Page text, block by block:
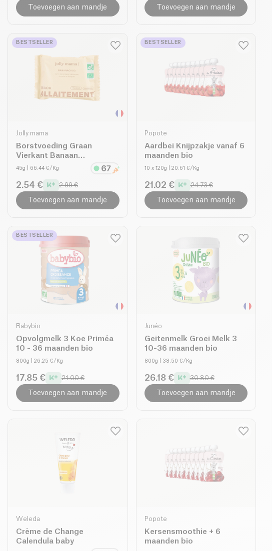
Toevoegen aan mandje Toevoegen aan mandje
BESTSELLER
Jolly mama
Borstvoeding Graan
Vierkant Banaan
Chocolade bio
45g | 66.44 €/Kg
2.54 € 2.99 €
Toevoegen aan mandje
BESTSELLER
Popote
Aardbei Knijpzakje vanaf 6
maanden bio
10 x 120g | 20.61 €/Kg
21.02 € 24.73 €
Toevoegen aan mandje
BESTSELLER
Babybio
Opvolgmelk 3 Koe Priméa
10 - 36 maanden bio
800g | 26.25 €/Kg
17.85 € 21.00 €
Toevoegen aan mandje
Junéo
Geitenmelk Groei Melk 3
10-36 maanden bio
800g | 38.50 €/Kg
26.18 € 30.80 €
Toevoegen aan mandje
Weleda
Crème de Change
Calendula baby
Popote
Kersensmoothie + 6
maanden bio